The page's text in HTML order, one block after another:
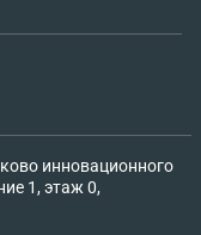
инновационного
1, этаж 0,